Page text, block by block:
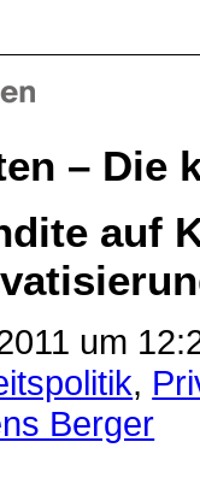
– Die
auf
um
,
Berger